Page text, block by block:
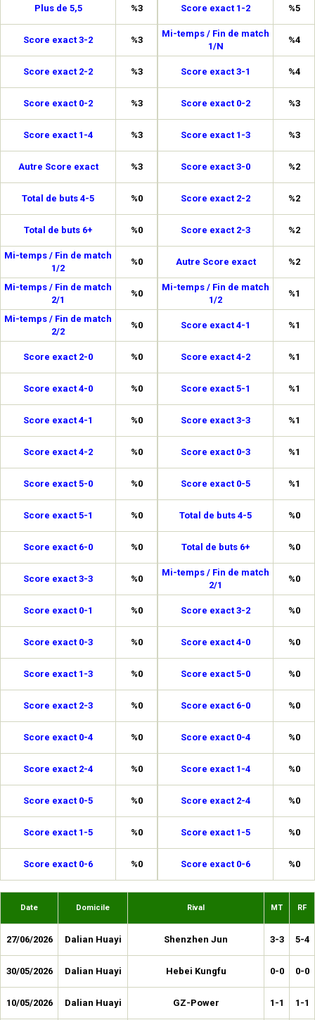
Plus de 5,5 %3
Score exact 3-2 %3
Score exact 2-2 %3
Score exact 0-2 %3
Score exact 1-4 %3
Autre Score exact %3
Total de buts 4-5 %0
Total de buts 6+ %0
Mi-temps / Fin de match
1/2
%0
Mi-temps / Fin de match
2/1
%0
Mi-temps / Fin de match
2/2
%0
Score exact 2-0 %0
Score exact 4-0 %0
Score exact 4-1 %0
Score exact 4-2 %0
Score exact 5-0 %0
Score exact 5-1 %0
Score exact 6-0 %0
Score exact 3-3 %0
Score exact 0-1 %0
Score exact 0-3 %0
Score exact 1-3 %0
Score exact 2-3 %0
Score exact 0-4 %0
Score exact 2-4 %0
Score exact 0-5 %0
Score exact 1-5 %0
Score exact 0-6 %0
Score exact 1-2 %5
Mi-temps / Fin de match
1/N
%4
Score exact 3-1 %4
Score exact 0-2 %3
Score exact 1-3 %3
Score exact 3-0 %2
Score exact 2-2 %2
Score exact 2-3 %2
Autre Score exact %2
Mi-temps / Fin de match
1/2
%1
Score exact 4-1 %1
Score exact 4-2 %1
Score exact 5-1 %1
Score exact 3-3 %1
Score exact 0-3 %1
Score exact 0-5 %1
Total de buts 4-5 %0
Total de buts 6+ %0
Mi-temps / Fin de match
2/1
%0
Score exact 3-2 %0
Score exact 4-0 %0
Score exact 5-0 %0
Score exact 6-0 %0
Score exact 0-4 %0
Score exact 1-4 %0
Score exact 2-4 %0
Score exact 1-5 %0
Score exact 0-6 %0
Date Domicile Rival MT RF
27/06/2026 Dalian Huayi Shenzhen Jun 3-3 5-4
30/05/2026 Dalian Huayi Hebei Kungfu 0-0 0-0
10/05/2026 Dalian Huayi GZ-Power 1-1 1-1